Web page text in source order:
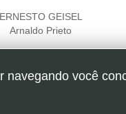
ERNESTO GEISEL
Arnaldo Prieto
navegando você